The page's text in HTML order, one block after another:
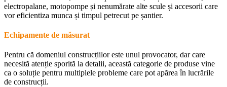
electropalane, motopompe și nenumărate alte scule și accesorii care
vor eficientiza munca și timpul petrecut pe șantier.
Echipamente de măsurat
Pentru că domeniul construcțiilor este unul provocator, dar care
necesită atenție sporită la detalii, această categorie de produse vine
ca o soluție pentru multiplele probleme care pot apărea în lucrările
de construcții.